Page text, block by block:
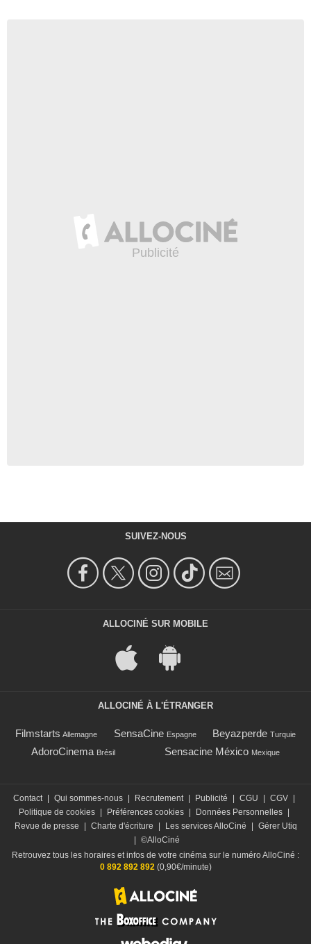
SUIVEZ-NOUS
ALLOCINÉ SUR MOBILE
ALLOCINÉ À L'ÉTRANGER
Filmstarts Allemagne SensaCine Espagne Beyazperde Turquie
AdoroCinema Brésil Sensacine México Mexique
Contact Qui sommes-nous Recrutement Publicité CGU CGV
Politique de cookies
Préférences cookies Données Personnelles
Revue de presse
Charte d'écriture Les services AlloCiné
Gérer Utiq
©AlloCiné
Retrouvez tous les horaires et infos de votre cinéma sur le numéro AlloCiné :
0 892 892 892(0,90€/minute)